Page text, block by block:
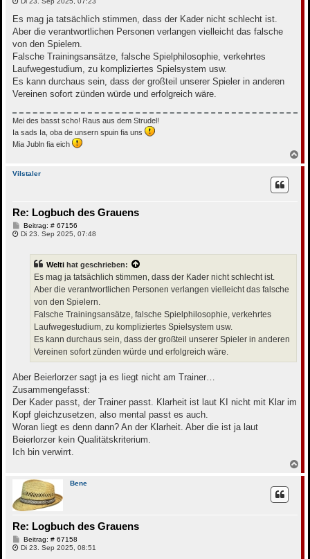
t
a
g
Es mag ja tatsächlich stimmen, dass der Kader nicht schlecht ist.
Aber die verantwortlichen Personen verlangen vielleicht das falsche
von den Spielern.
Falsche Trainingsansätze, falsche Spielphilosophie, verkehrtes
Laufwegestudium, zu kompliziertes Spielsystem usw.
Es kann durchaus sein, dass der großteil unserer Spieler in anderen
Vereinen sofort zünden würde und erfolgreich wäre.
Mei des basst scho! Raus aus dem Strudel!
Ia sads Ia, oba de unsern spuin fia uns
Mia Jubln fia eich
a
Vilstaler
Re: Logbuch des Grauens
Beitrag: # 67156B
e
a
g
Di 23. Sep 2025, 07:48
Welti hat geschrieben:
Es mag ja tatsächlich stimmen, dass der Kader nicht schlecht ist.
Aber die verantwortlichen Personen verlangen vielleicht das falsche
von den Spielern.
Falsche Trainingsansätze, falsche Spielphilosophie, verkehrtes
Laufwegestudium, zu kompliziertes Spielsystem usw.
Es kann durchaus sein, dass der großteil unserer Spieler in anderen
Vereinen sofort zünden würde und erfolgreich wäre.
Aber Beierlorzer sagt ja es liegt nicht am Trainer…
Zusammengefasst:
Der Kader passt, der Trainer passt. Klarheit ist laut KI nicht mit Klar im
Kopf gleichzusetzen, also mental passt es auch.
Woran liegt es denn dann? An der Klarheit. Aber die ist ja laut
Beierlorzer kein Qualitätskriterium.
Ich bin verwirrt.
a
Bene
Re: Logbuch des Grauens
Beitrag: # 67158B
e
Di 23. Sep 2025, 08:51